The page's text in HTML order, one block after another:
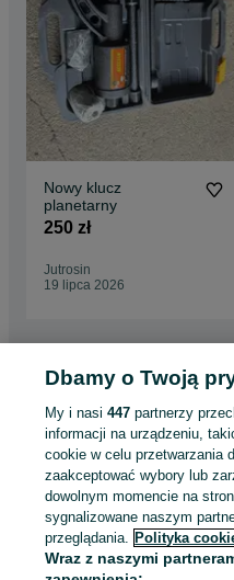
Nowy klucz
planetarny
250 zł
Jutrosin
19 lipca 2026
- Śląskie
Zestawy narzędzi - Tychy
KATEGORIA
ID:1003919953
Dbamy o Twoją
My i nasi447 partnerzy
informacji na urządzeniu,
cookie w celu przetwarzania
zaakceptować wybory lub
dowolnym momencie na
sygnalizowane naszym
przeglądania. Polityka
Wraz z naszymi